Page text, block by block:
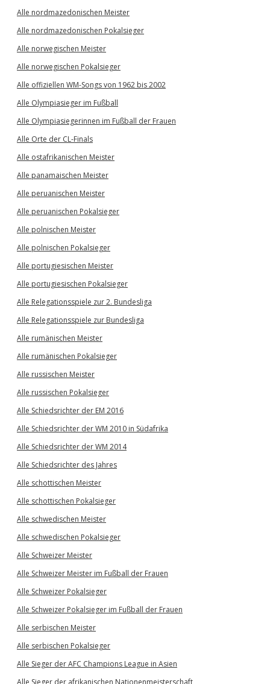
Alle nordmazedonischen Meister
Alle nordmazedonischen Pokalsieger
Alle norwegischen Meister
Alle norwegischen Pokalsieger
Alle offiziellen WM-Songs von 1962 bis 2002
Alle Olympiasieger im Fußball
Alle Olympiasiegerinnen im Fußball der Frauen
Alle Orte der CL-Finals
Alle ostafrikanischen Meister
Alle panamaischen Meister
Alle peruanischen Meister
Alle peruanischen Pokalsieger
Alle polnischen Meister
Alle polnischen Pokalsieger
Alle portugiesischen Meister
Alle portugiesischen Pokalsieger
Alle Relegationsspiele zur 2. Bundesliga
Alle Relegationsspiele zur Bundesliga
Alle rumänischen Meister
Alle rumänischen Pokalsieger
Alle russischen Meister
Alle russischen Pokalsieger
Alle Schiedsrichter der EM 2016
Alle Schiedsrichter der WM 2010 in Südafrika
Alle Schiedsrichter der WM 2014
Alle Schiedsrichter des Jahres
Alle schottischen Meister
Alle schottischen Pokalsieger
Alle schwedischen Meister
Alle schwedischen Pokalsieger
Alle Schweizer Meister
Alle Schweizer Meister im Fußball der Frauen
Alle Schweizer Pokalsieger
Alle Schweizer Pokalsieger im Fußball der Frauen
Alle serbischen Meister
Alle serbischen Pokalsieger
Alle Sieger der AFC Champions League in Asien
Alle Sieger der afrikanischen Nationenmeisterschaft